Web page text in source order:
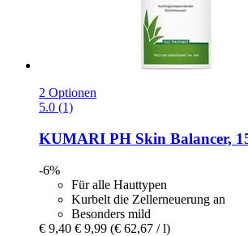
2 Optionen
5.0 (1)
KUMARI PH Skin Balancer,
-6%
Für alle Hauttypen
Kurbelt die Zellerneuerung an
Besonders mild
€ 9,40 € 9,99 (€ 62,67 / l)